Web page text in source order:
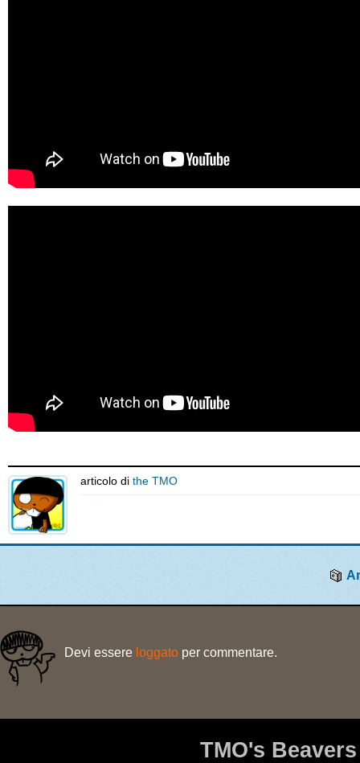
articolo di the TMO
Devi essere loggato per commentare.
TMO's Beavers